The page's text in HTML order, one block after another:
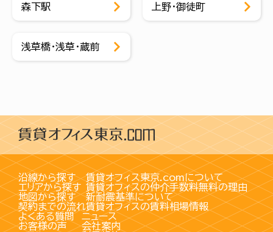
森下駅 上野・御徒町
浅草橋・浅草・蔵前
沿線から探す
エリアから探す
地図から探す
契約までの流れ
賃貸オフィス東京.comについて
賃貸オフィスの仲介手数料無料の理由
新耐震基準について
賃貸オフィスの賃料相場情報
よくある質問
お客様の声
ニュース
会社案内